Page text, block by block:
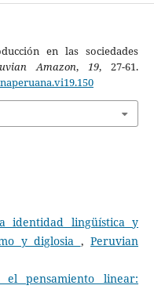
en las sociedades
Amazon,19, 27-61.
identidad lingüística y
y diglosia ,Peruvian
el pensamiento linear: